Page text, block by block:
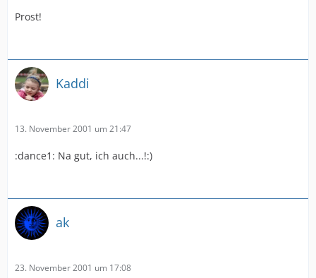
Prost!
Kaddi
13. November 2001 um 21:47
:dance1: Na gut, ich auch...!:)
ak
23. November 2001 um 17:08